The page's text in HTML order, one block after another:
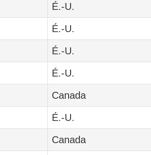
É.-U.
É.-U.
É.-U.
É.-U.
Canada
É.-U.
Canada